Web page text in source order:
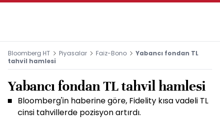
Bloomberg HT Piyasalar Faiz-Bono
Yabancı fondan TL
tahvil hamlesi
Yabancı fondan TL tahvil hamlesi
Bloomberg'in haberine göre, Fidelity kısa vadeli TL
cinsi tahvillerde pozisyon artırdı.